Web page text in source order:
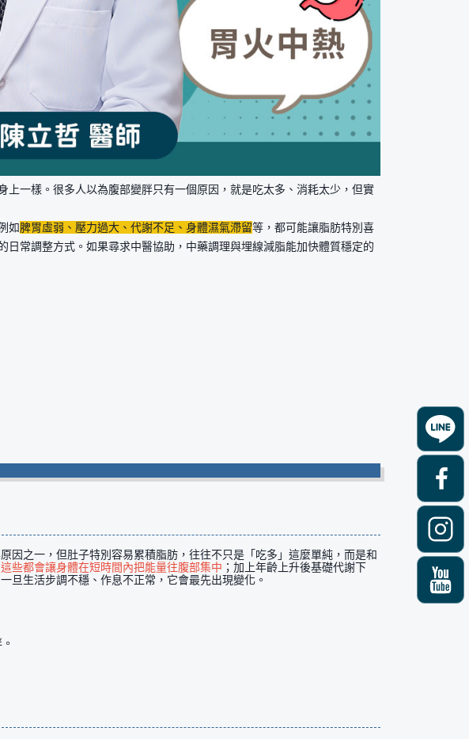
一樣。很多人以為腹部變胖只有一個原因，就是吃太多、消耗太少，但實
如脾胃虛弱、壓力過大、代謝不足、身體濕氣滯留等，都可能讓脂肪特別喜
常調整方式。如果尋求中醫協助，中藥調理與埋線減脂能加快體質穩定的
因之一，但肚子特別容易累積脂肪，往往不只是「吃多」這麼單純，而是和
些都會讓身體在短時間內把能量往腹部集中 ；加上年齡上升後基礎代謝下
旦生活步調不穩、作息不正常，它會最先出現變化。